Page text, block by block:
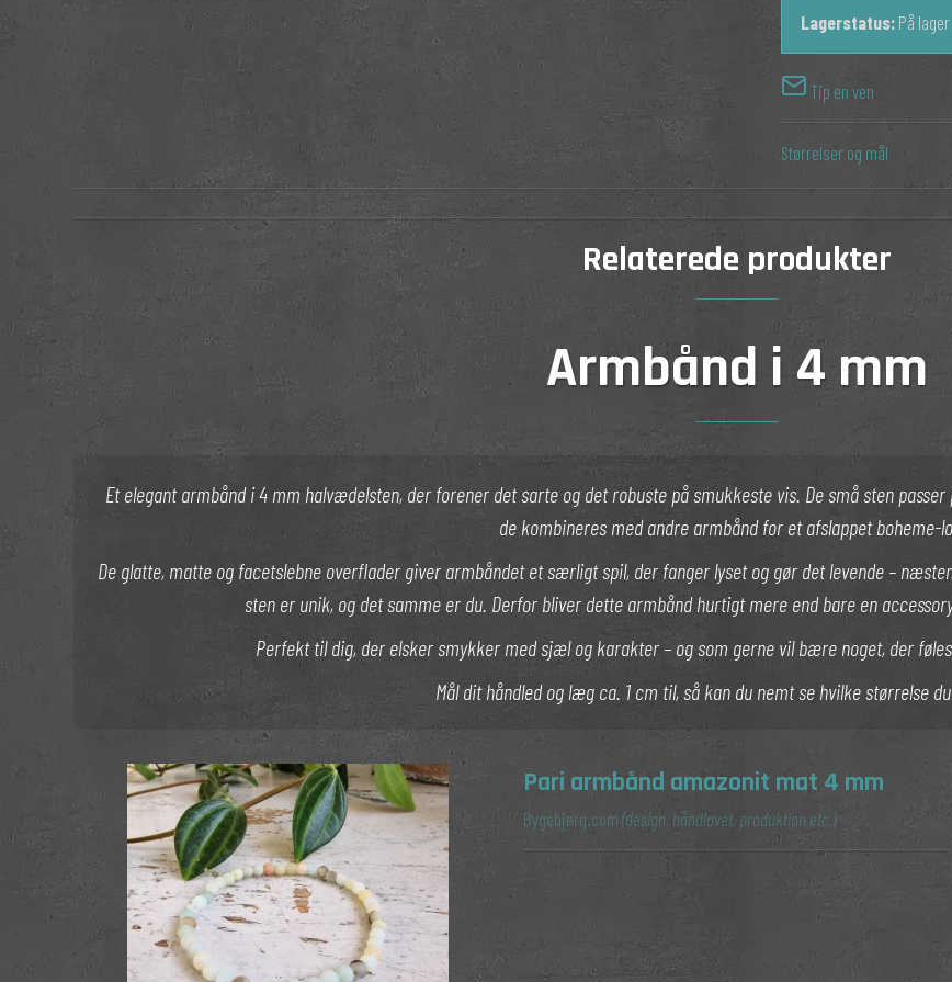
Lagerstatus: På lager
Tip en ven
Størrelser og mål
Relaterede produkter
Armbånd i 4 mm
Et elegant armbånd i 4 mm halvædelsten, der forener det sarte og det robuste på smukkeste vis. De små sten
de kombineres med andre armbånd for et afslappet boheme-
De glatte, matte og facetslebne overflader giver armbåndet et særligt spil, der fanger lyset og gør det levende –
sten er unik, og det samme er du. Derfor bliver dette armbånd hurtigt mere end bare en
Perfekt til dig, der elsker smykker med sjæl og karakter – og som gerne vil bære noget, der
Mål dit håndled og læg ca. 1 cm til, så kan du nemt se hvilke størrelse
Pari armbånd amazonit mat 4 mm
Bygebjerg.com(design, håndlavet, produktion etc.)